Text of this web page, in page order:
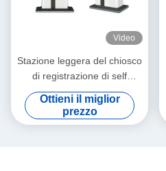
Video
Stazione leggera del chiosco
di registrazione di self
service con CA o
alimentatore in CC
Ottieni il miglior
prezzo